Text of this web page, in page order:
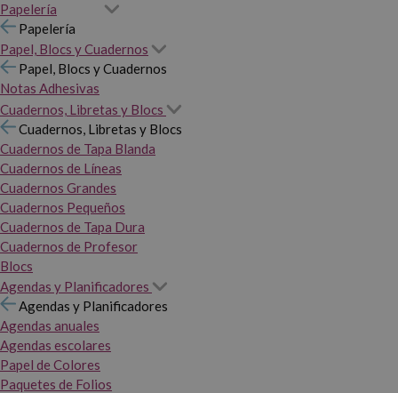
Papelería
Papelería
Papel, Blocs y Cuadernos
Papel, Blocs y Cuadernos
Notas Adhesivas
Cuadernos, Libretas y Blocs
Cuadernos, Libretas y Blocs
Cuadernos de Tapa Blanda
Cuadernos de Líneas
Cuadernos Grandes
Cuadernos Pequeños
Cuadernos de Tapa Dura
Cuadernos de Profesor
Blocs
Agendas y Planificadores
Agendas y Planificadores
Agendas anuales
Agendas escolares
Papel de Colores
Paquetes de Folios